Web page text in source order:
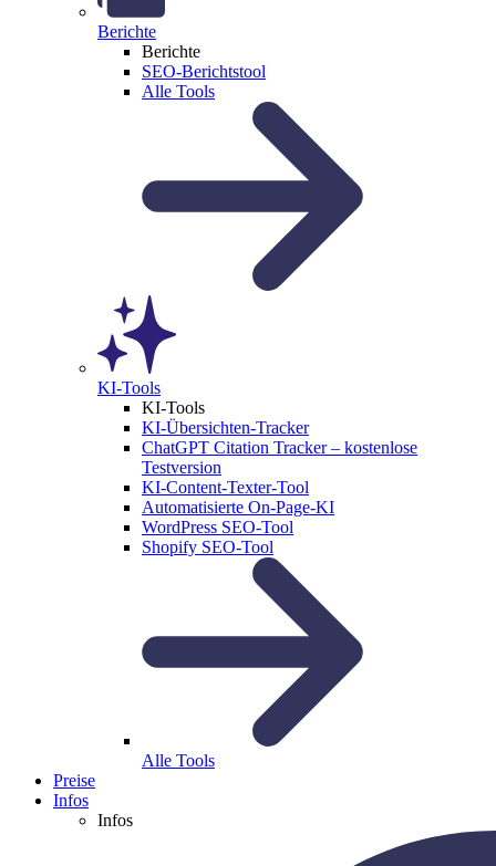
Berichte
Berichte
SEO-Berichtstool
Alle Tools
KI-Tools
KI-Tools
KI-Übersichten-Tracker
ChatGPT Citation Tracker – kostenlose
Testversion
KI-Content-Texter-Tool
Automatisierte On-Page-KI
WordPress SEO-Tool
Shopify SEO-Tool
Alle Tools
Preise
Infos
Infos